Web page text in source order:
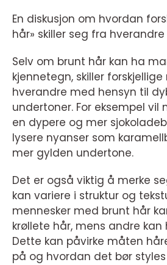
En diskusjon om hvordan
hår» skiller seg fra hverandre
Selv om brunt hår kan ha
kjennetegn, skiller
hverandre med hensyn til
undertoner. For eksempel vil
en dypere og mer
lysere nyanser som
mer gylden undertone.
Det er også viktig å merke
kan variere i struktur og
mennesker med brunt hår
krøllete hår, mens andre
Dette kan påvirke måten
på og hvordan det bør